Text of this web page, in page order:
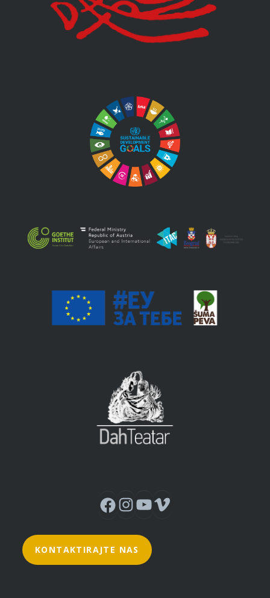
Facebook Instagram YouTube Vimeo
KONTAKTIRAJTE NAS